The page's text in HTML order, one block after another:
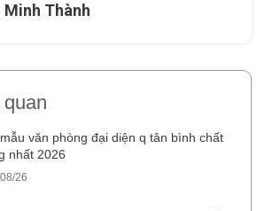
Minh Thành
văn phòng đại diện q tân bình chất
nhất 2026
26